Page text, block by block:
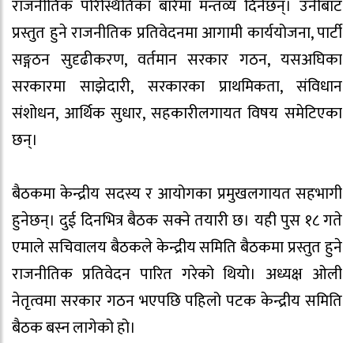
राजनीतिक परिस्थितिका बारेमा मन्तव्य दिनेछन्। उनीबाट
प्रस्तुत हुने राजनीतिक प्रतिवेदनमा आगामी कार्ययोजना, पार्टी
सङ्गठन सुदृढीकरण, वर्तमान सरकार गठन, यसअघिका
सरकारमा साझेदारी, सरकारका प्राथमिकता, संविधान
संशोधन, आर्थिक सुधार, सहकारीलगायत विषय समेटिएका
छन्।
बैठकमा केन्द्रीय सदस्य र आयोगका प्रमुखलगायत सहभागी
हुनेछन्। दुई दिनभित्र बैठक सक्ने तयारी छ। यही पुस १८ गते
एमाले सचिवालय बैठकले केन्द्रीय समिति बैठकमा प्रस्तुत हुने
राजनीतिक प्रतिवेदन पारित गरेको थियो। अध्यक्ष ओली
नेतृत्वमा सरकार गठन भएपछि पहिलो पटक केन्द्रीय समिति
बैठक बस्न लागेको हो।